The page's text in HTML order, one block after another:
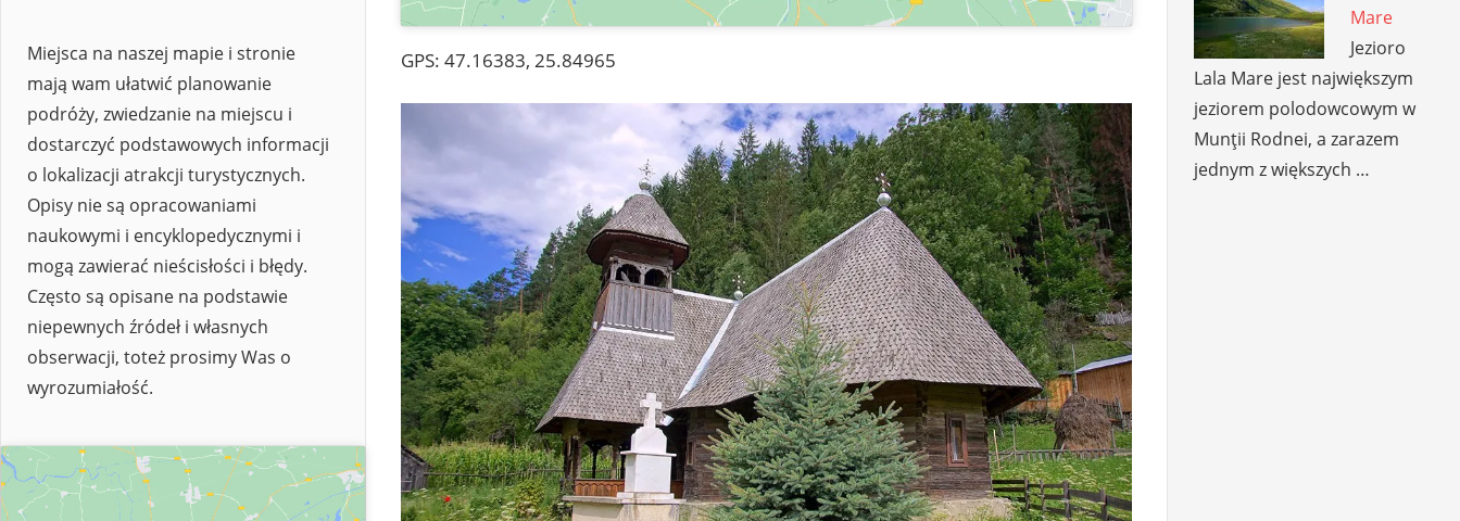
GPS: 47.16383, 25.84965
Miejsca na naszej mapie i stronie
mają wam ułatwić planowanie
podróży, zwiedzanie na miejscu i
dostarczyć podstawowych informacji
o lokalizacji atrakcji turystycznych.
Opisy nie są opracowaniami
naukowymi i encyklopedycznymi i
mogą zawierać nieścisłości i błędy.
Często są opisane na podstawie
niepewnych źródeł i własnych
obserwacji, toteż prosimy Was o
wyrozumiałość.
Mare
Jezioro
Lala Mare jest największym
jeziorem polodowcowym w
Munţii Rodnei, a zarazem
jednym z większych …